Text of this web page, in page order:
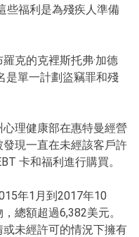
些福利是為殘疾人準備
克的克裡斯托弗·加德
單一計劃盜竊罪和殘
理健康部在惠特曼經營
現一直在未經該客戶許
卡和福利進行購買。
年1月到2017年10
總額超過6,382美元。
未經許可的情況下擁有